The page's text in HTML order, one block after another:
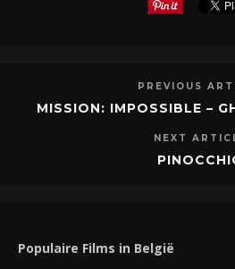
PREVIOUS
MISSION: IMPOSSIBLE –
NEXT
Populaire Films in België